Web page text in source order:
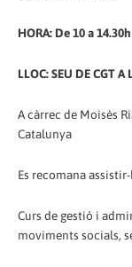
HORA: De 10 a 14.30h
LLOC: SEU DE CGT
A càrrec de Moisès
Catalunya
Es recomana
Curs de gestió i
moviments socials,